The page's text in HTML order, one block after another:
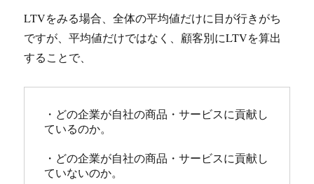
LTVをみる場合、全体の平均値だけに目が行きがち
ですが、平均値だけではなく、顧客別にLTVを算出
することで、
・どの企業が自社の商品・サービスに貢献し
ているのか。
・どの企業が自社の商品・サービスに貢献し
ていないのか。